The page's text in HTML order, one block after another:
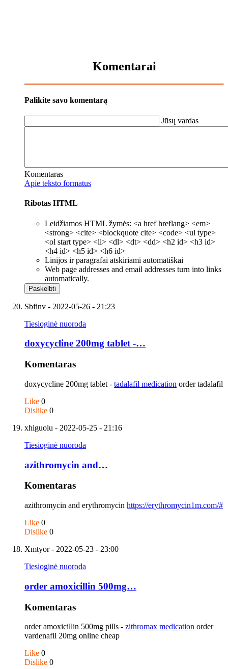
Komentarai
Palikite savo komentarą
Jūsų vardas
Komentaras
Apie teksto formatus
Ribotas HTML
Leidžiamos HTML žymės: <a href hreflang> <em>
<strong> <cite> <blockquote cite> <code> <ul type>
<ol start type> <li> <dl> <dt> <dd> <h2 id> <h3 id>
<h4 id> <h5 id> <h6 id>
Linijos ir paragrafai atskiriami automatiškai
Web page addresses and email addresses turn into links
automatically.
Sbfinv - 2022-05-26 - 21:23
Tiesioginė nuoroda
doxycycline 200mg tablet -…
Komentaras
doxycycline 200mg tablet - tadalafil medication order tadalafil
Like 0
Dislike 0
xhiguolu - 2022-05-25 - 21:16
Tiesioginė nuoroda
azithromycin and…
Komentaras
azithromycin and erythromycin https://erythromycin1m.com/#
Like 0
Dislike 0
Xmtyor- 2022-05-23 - 23:00
Tiesioginė nuoroda
order amoxicillin 500mg…
Komentaras
order amoxicillin 500mg pills - zithromax medication order
vardenafil 20mg online cheap
Like 0
Dislike 0